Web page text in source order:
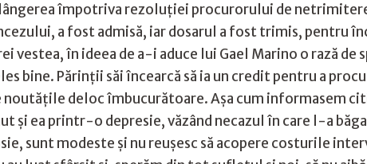
împotriva rezoluției procurorului de
a fost admisă, iar dosarul a fost trimis, pentru
vestea, în ideea de a-i aduce lui Gael Marino o rază
bine. Părinții săi încearcă să ia un credit pentru a
noutățile deloc îmbucurătoare. Așa cum informasem
și ea printr-o depresie, văzând necazul în care l-a
sunt modeste și nu reușesc să acopere costurile